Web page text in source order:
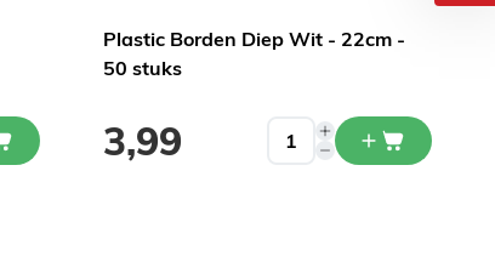
Plastic Borden Diep Wit - 22cm -
50 stuks
3,99